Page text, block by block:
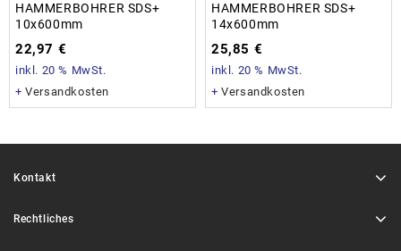
HAMMERBOHRER SDS+
10x600mm
22,97 €
inkl. 20 % MwSt.
+Versandkosten
HAMMERBOHRER SDS+
14x600mm
25,85 €
inkl. 20 % MwSt.
+Versandkosten
Kontakt
Rechtliches